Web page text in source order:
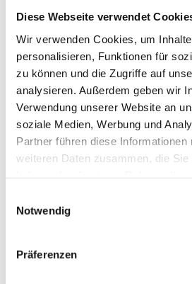
Diese Webseite verwendet
Wir verwenden Cookies, um
personalisieren, Funktionen für
zu können und die Zugriffe auf
analysieren. Außerdem geben wir
Verwendung unserer Website an
soziale Medien, Werbung und
Partner führen diese
weiteren Daten zusammen, die Sie
Notwendig
Präferenzen
Öffnungszeiten
Montag - Freitag
sowie immer, wenn wir gebraucht
Schreiben Sie uns